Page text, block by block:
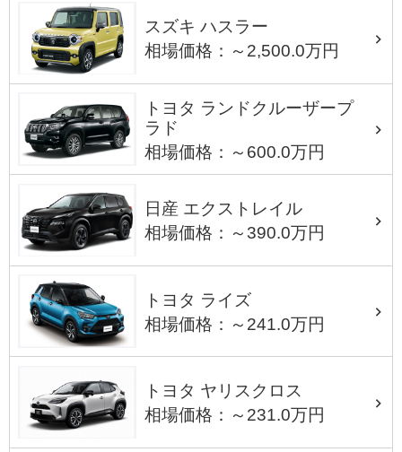
スズキ ハスラー
相場価格：～2,500.0万円
トヨタ ランドクルーザープ
ラド
相場価格：～600.0万円
日産 エクストレイル
相場価格：～390.0万円
トヨタ ライズ
相場価格：～241.0万円
トヨタ ヤリスクロス
相場価格：～231.0万円